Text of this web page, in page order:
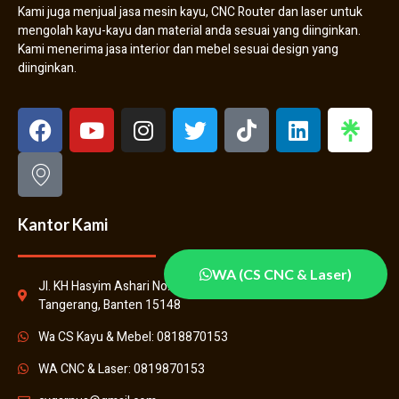
WA (CS CNC & Laser)
Kami juga menjual jasa mesin kayu, CNC Router dan laser untuk
mengolah kayu-kayu dan material anda sesuai yang diinginkan.
Kami menerima jasa interior dan mebel sesuai design yang
diinginkan.
Kantor Kami
Jl. KH Hasyim Ashari No.31, Kenanga, Kec. Cipondoh, Kota
Tangerang, Banten 15148
Wa CS Kayu & Mebel: 0818870153
WA CNC & Laser: 0819870153